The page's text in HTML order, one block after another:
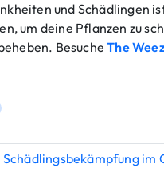
und Schädlingen
um deine Pflanzen zu
BesucheThe
im